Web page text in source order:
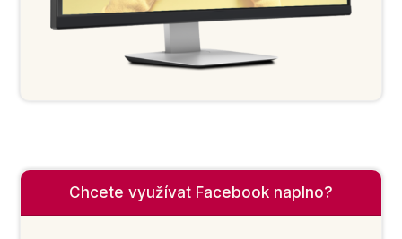
Chcete využívat Facebook naplno?